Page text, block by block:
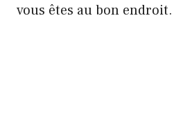
vous êtes au bon endroit.